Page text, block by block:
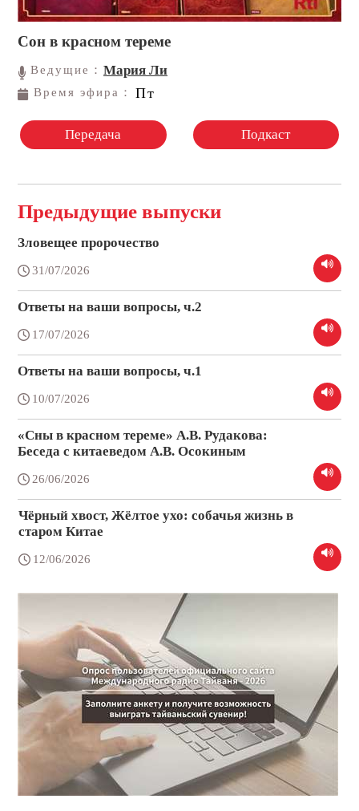
Сон в красном тереме
Ведущие：Мария Ли
Время эфира： Пт
Передача Подкаст
Предыдущие выпуски
Зловещее пророчество
31/07/2026
Ответы на ваши вопросы, ч.2
17/07/2026
Ответы на ваши вопросы, ч.1
10/07/2026
«Сны в красном тереме» А.В. Рудакова:
Беседа с китаеведом А.В. Осокиным
26/06/2026
Чёрный хвост, Жёлтое ухо: собачья жизнь в
старом Китае
12/06/2026